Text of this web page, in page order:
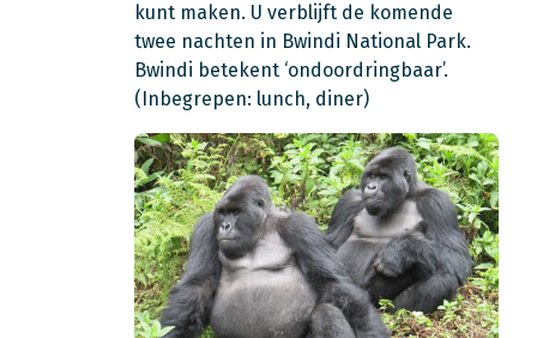
kunt maken. U verblijft de komende
twee nachten in Bwindi National Park.
Bwindi betekent ‘ondoordringbaar’.
(Inbegrepen: lunch, diner)